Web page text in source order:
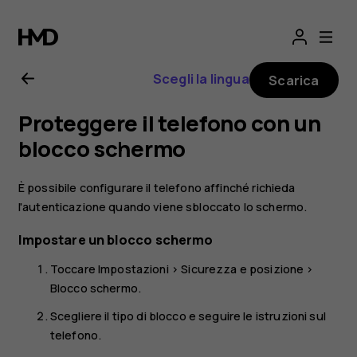
Manuale
d’uso
del
Nokia
Plus
Scegli la lingua Scarica
Proteggere il telefono con un
blocco schermo
È possibile configurare il telefono affinché richieda
l'autenticazione quando viene sbloccato lo schermo.
Impostare un blocco schermo
ToccareImpostazioni >Sicurezza e posizione >
Blocco schermo.
Scegliere il tipo di blocco e seguire le istruzioni sul
telefono.